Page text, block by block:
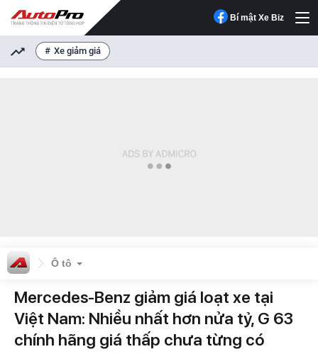
Bí mật Xe Biz
Xe giảm giá
Ô tô
Mercedes-Benz giảm giá loạt xe tại
Việt Nam: Nhiều nhất hơn nửa tỷ, G 63
chính hãng giá thấp chưa từng có